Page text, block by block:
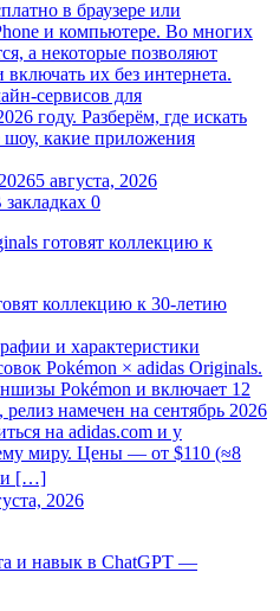
в браузере или
и компьютере. Во многих
а некоторые позволяют
их без интернета.
сервисов для
году. Разберём, где искать
какие приложения
5 августа, 2026
закладках 0
коллекцию к 30-летию
и характеристики
Pokémon × adidas Originals.
Pokémon и включает 12
намечен на сентябрь 2026
на adidas.com и у
миру. Цены — от $110 (≈8
[…]
2026